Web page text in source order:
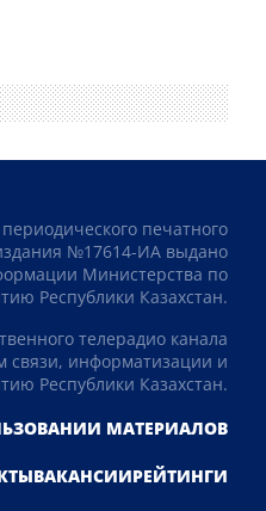
печатного
№17614-ИА выдано
Министерства по
Республики Казахстан.
телерадио канала
связи, информатизации и
Республики Казахстан.
МАТЕРИАЛОВ
ВАКАНСИИРЕЙТИНГИ